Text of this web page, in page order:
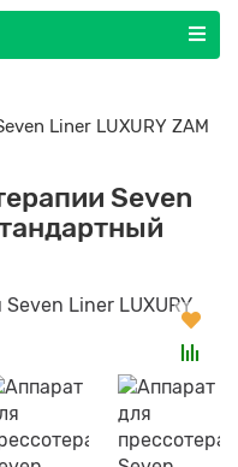
Liner LUXURY ZAM
Seven